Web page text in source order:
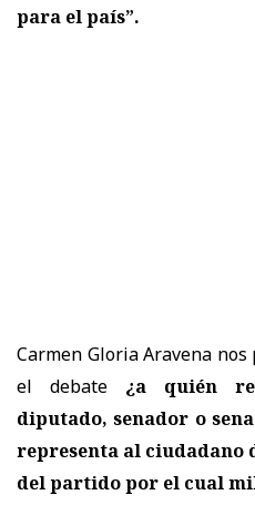
para el país”.
Carmen Gloria Aravena
el debate ¿a quién
diputado, senador o
representa al
del partido por el cual